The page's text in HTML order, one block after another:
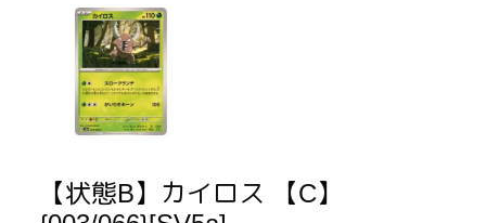
【状態B】カイロス 【C】